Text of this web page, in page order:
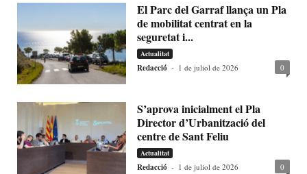
El Parc del Garraf llança un Pla
de mobilitat centrat en la
seguretat i...
Actualitat
Redacció - 1 de juliol de 2026 0
S’aprova inicialment el Pla
Director d’Urbanització del
centre de Sant Feliu
Actualitat
Redacció - 1 de juliol de 2026 0